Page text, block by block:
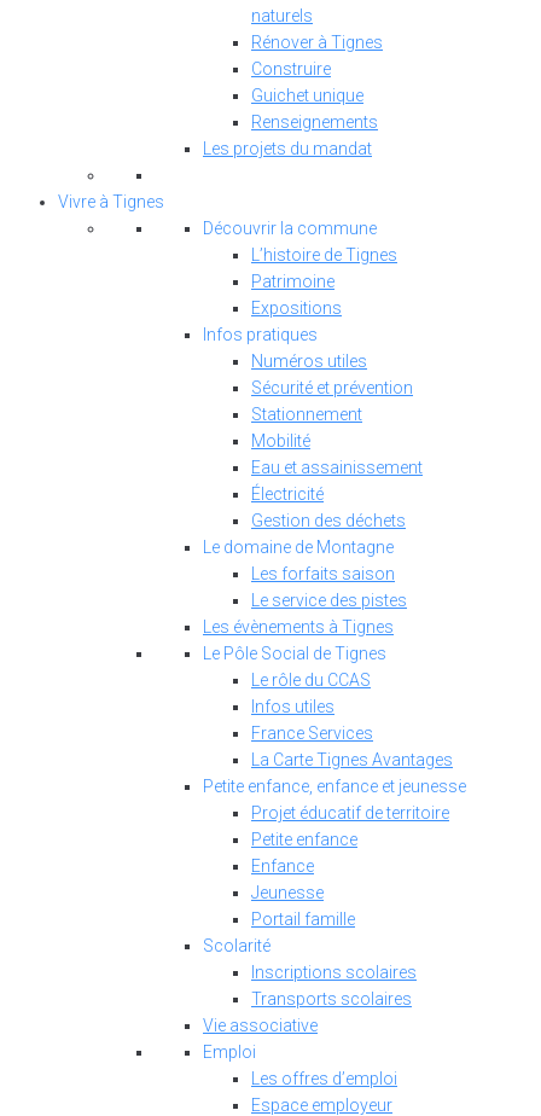
naturels
Rénover à Tignes
Construire
Guichet unique
Renseignements
Les projets du mandat
Vivre à Tignes
Découvrir la commune
L’histoire de Tignes
Patrimoine
Expositions
Infos pratiques
Numéros utiles
Sécurité et prévention
Stationnement
Mobilité
Eau et assainissement
Électricité
Gestion des déchets
Le domaine de Montagne
Les forfaits saison
Le service des pistes
Les évènements à Tignes
Le Pôle Social de Tignes
Le rôle du CCAS
Infos utiles
France Services
La Carte Tignes Avantages
Petite enfance, enfance et jeunesse
Projet éducatif de territoire
Petite enfance
Enfance
Jeunesse
Portail famille
Scolarité
Inscriptions scolaires
Transports scolaires
Vie associative
Emploi
Les offres d’emploi
Espace employeur